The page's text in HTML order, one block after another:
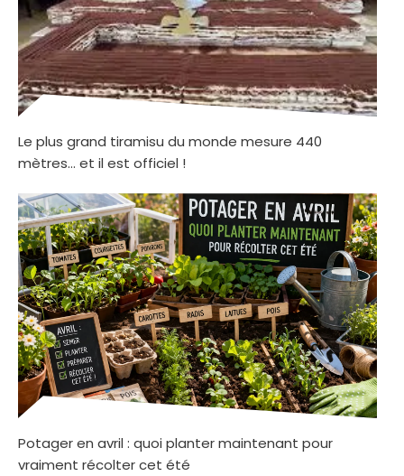
Le plus grand tiramisu du monde mesure 440
mètres… et il est officiel !
Potager en avril : quoi planter maintenant pour
vraiment récolter cet été